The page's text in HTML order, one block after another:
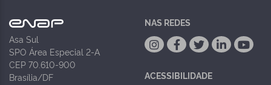
Asa Sul
SPO Área Especial 2-A
CEP 70.610-900
Brasília/DF
NAS REDES
ACESSIBILIDADE